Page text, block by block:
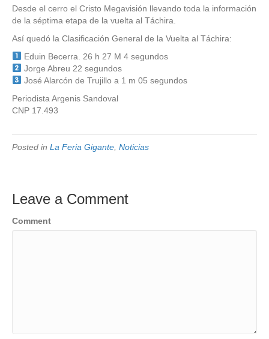
Desde el cerro el Cristo Megavisión llevando toda la información
de la séptima etapa de la vuelta al Táchira.
Así quedó la Clasificación General de la Vuelta al Táchira:
Eduin Becerra. 26 h 27 M 4 segundos
Jorge Abreu 22 segundos
José Alarcón de Trujillo a 1 m 05 segundos
Periodista Argenis Sandoval
CNP 17.493
Posted in La Feria Gigante Noticias
Leave a Comment
Comment